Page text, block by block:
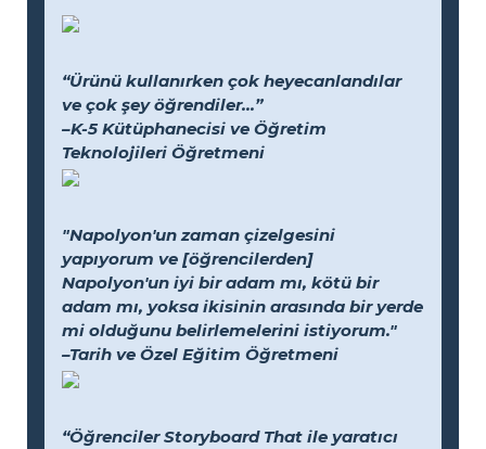
“Ürünü kullanırken çok heyecanlandılar
ve çok şey öğrendiler...”
–K-5 Kütüphanecisi ve Öğretim
Teknolojileri Öğretmeni
"Napolyon'un zaman çizelgesini
yapıyorum ve [öğrencilerden]
Napolyon'un iyi bir adam mı, kötü bir
adam mı, yoksa ikisinin arasında bir yerde
mi olduğunu belirlemelerini istiyorum."
–Tarih ve Özel Eğitim Öğretmeni
“Öğrenciler Storyboard That ile yaratıcı